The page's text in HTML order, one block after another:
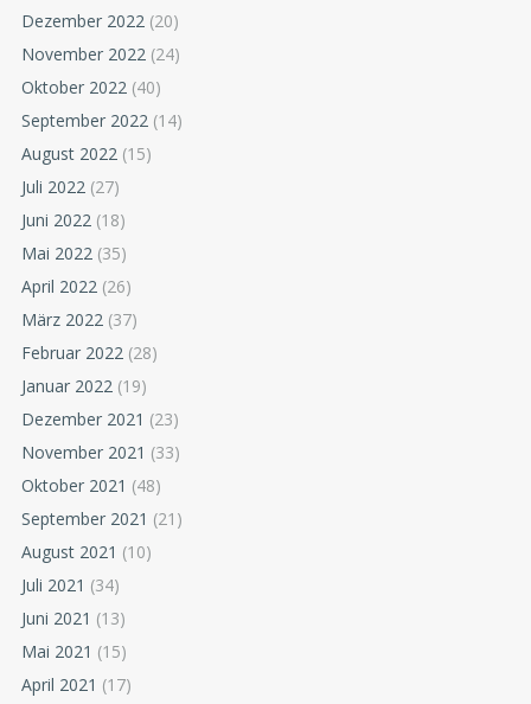
Dezember 2022 (20)
November 2022 (24)
Oktober 2022 (40)
September 2022 (14)
August 2022 (15)
Juli 2022 (27)
Juni 2022 (18)
Mai 2022 (35)
April 2022 (26)
März 2022 (37)
Februar 2022 (28)
Januar 2022 (19)
Dezember 2021 (23)
November 2021 (33)
Oktober 2021 (48)
September 2021 (21)
August 2021 (10)
Juli 2021 (34)
Juni 2021 (13)
Mai 2021 (15)
April 2021 (17)